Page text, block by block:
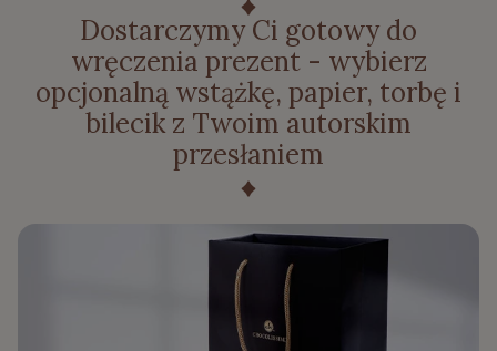
Dostarczymy Ci gotowy do
wręczenia prezent - wybierz
opcjonalną wstążkę, papier, torbę i
bilecik z Twoim autorskim
przesłaniem